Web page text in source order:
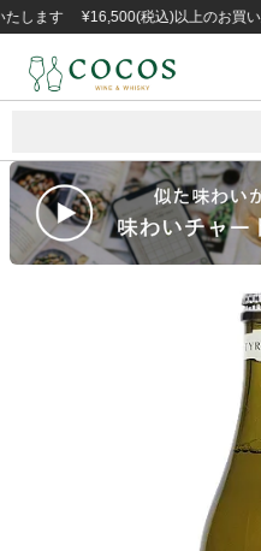
¥16,500(税込)以上のお買い上げ